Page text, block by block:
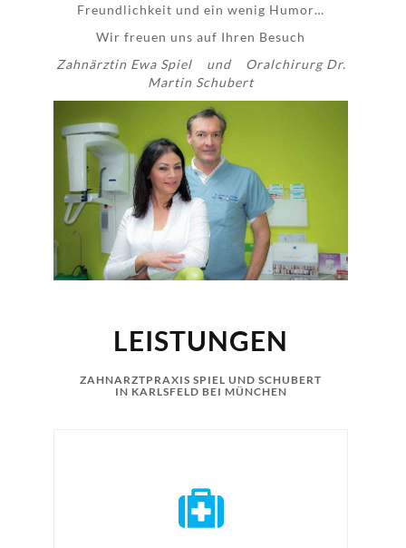
Freundlichkeit und ein wenig Humor…
Wir freuen uns auf Ihren Besuch
Zahnärztin Ewa Spiel und Oralchirurg Dr.
Martin Schubert
LEISTUNGEN
ZAHNARZTPRAXIS SPIEL UND SCHUBERT
IN KARLSFELD BEI MÜNCHEN